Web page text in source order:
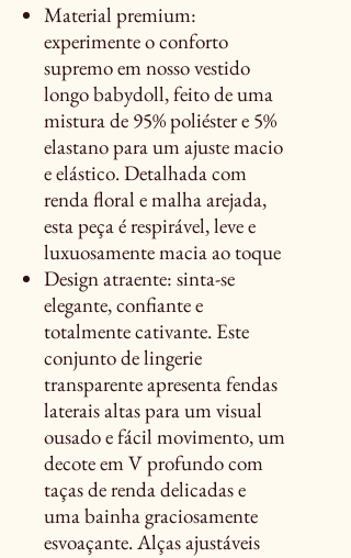
Material premium:
experimente o conforto
supremo em nosso vestido
longo babydoll, feito de uma
mistura de 95% poliéster e 5%
elastano para um ajuste macio
e elástico. Detalhada com
renda floral e malha arejada,
esta peça é respirável, leve e
luxuosamente macia ao toque
Design atraente: sinta-se
elegante, confiante e
totalmente cativante. Este
conjunto de lingerie
transparente apresenta fendas
laterais altas para um visual
ousado e fácil movimento, um
decote em V profundo com
taças de renda delicadas e
uma bainha graciosamente
esvoaçante. Alças ajustáveis